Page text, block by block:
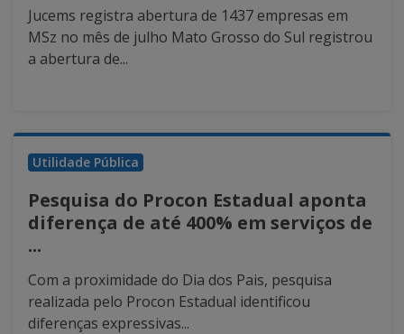
Jucems registra abertura de 1437 empresas em
MSz no mês de julho Mato Grosso do Sul registrou
a abertura de...
Utilidade Pública
Pesquisa do Procon Estadual aponta
diferença de até 400% em serviços de
...
Com a proximidade do Dia dos Pais, pesquisa
realizada pelo Procon Estadual identificou
diferenças expressivas...